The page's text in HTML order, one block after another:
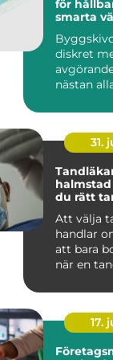
för
smarta
diskret
nästan
sällan när
31.
halmstad så väljer
du rätt
Att välja
handlar
att bara
när en
tandvå...
17.